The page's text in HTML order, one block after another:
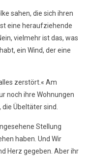
sahen, die sich ihren
eine heraufziehende
vielmehr ist das, was
ein Wind, der eine
zerstört.« Am
noch ihre Wohnungen
Übeltäter sind.
Stellung
haben. Und Wir
Herz gegeben. Aber ihr